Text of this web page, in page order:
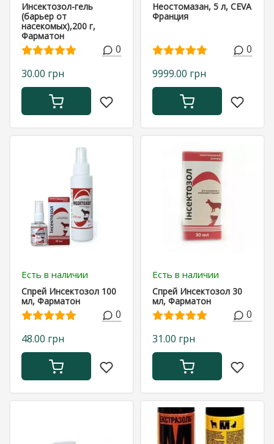
Инсектозол-гель
(барьер от
насекомых),200 г,
Фарматон
0
30.00 грн
Неостомазан, 5 л, CEVA
Франция
0
9999.00 грн
Есть в наличии
Спрей Инсектозол 100
мл, Фарматон
0
48.00 грн
Есть в наличии
Спрей Инсектозол 30
мл, Фарматон
0
31.00 грн